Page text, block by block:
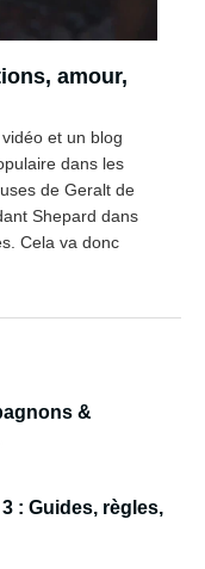
amour,
et un blog
dans les
de Geralt de
Shepard dans
Cela va donc
&
: Guides, règles,